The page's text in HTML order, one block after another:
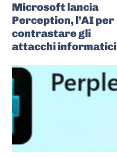
Microsoft lancia
Perception, l’AI per
contrastare gli
attacchi informatici